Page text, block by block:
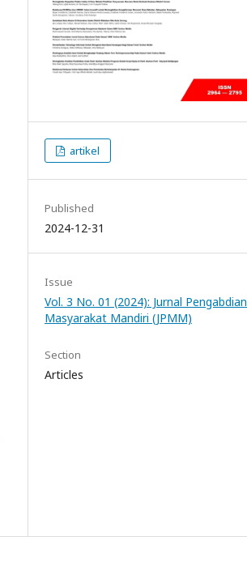
artikel
Published
2024-12-31
Issue
Vol. 3 No. 01 (2024): Jurnal Pengabdian
Masyarakat Mandiri (JPMM)
Section
Articles